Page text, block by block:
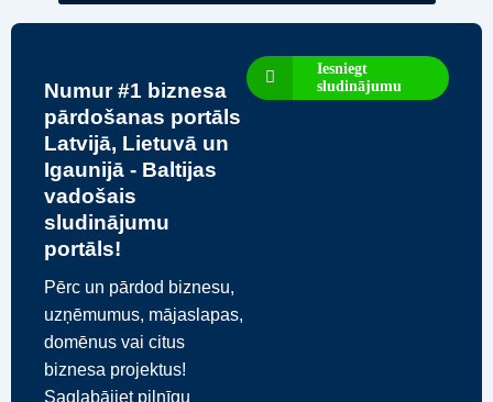
Numur #1 biznesa
pārdošanas portāls
Latvijā, Lietuvā un
Igaunijā - Baltijas
vadošais
sludinājumu
portāls!
Pērc un pārdod biznesu,
uzņēmumus, mājaslapas,
domēnus vai citus
biznesa projektus!
Saglabājiet pilnīgu
Iesniegt
sludinājumu